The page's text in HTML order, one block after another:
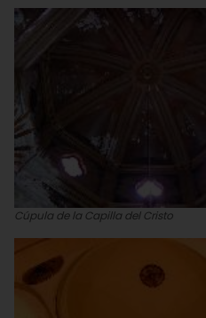
Cúpula de la Capilla del Cristo